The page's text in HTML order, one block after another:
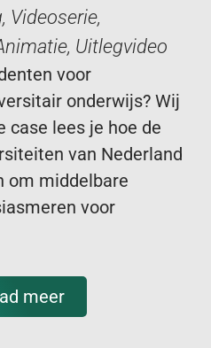
, Videoserie
, Uitlegvideo
voor
onderwijs? Wij
case lees je hoe de
van Nederland
om middelbare
voor
meer